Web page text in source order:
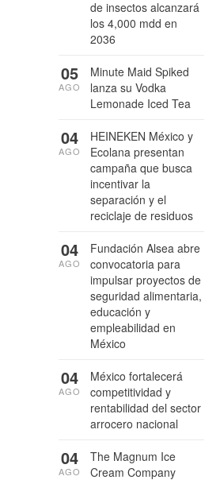
de insectos alcanzará
los 4,000 mdd en
2036
Minute Maid Spiked
lanza su Vodka
Lemonade Iced Tea
05
AGO
HEINEKEN México y
Ecolana presentan
campaña que busca
incentivar la
separación y el
reciclaje de residuos
04
AGO
Fundación Alsea abre
convocatoria para
impulsar proyectos de
seguridad alimentaria,
educación y
empleabilidad en
México
04
AGO
México fortalecerá
competitividad y
rentabilidad del sector
arrocero nacional
04
AGO
The Magnum Ice
Cream Company
04
AGO